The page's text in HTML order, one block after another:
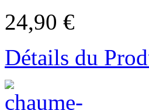
24,90 €
Détails du